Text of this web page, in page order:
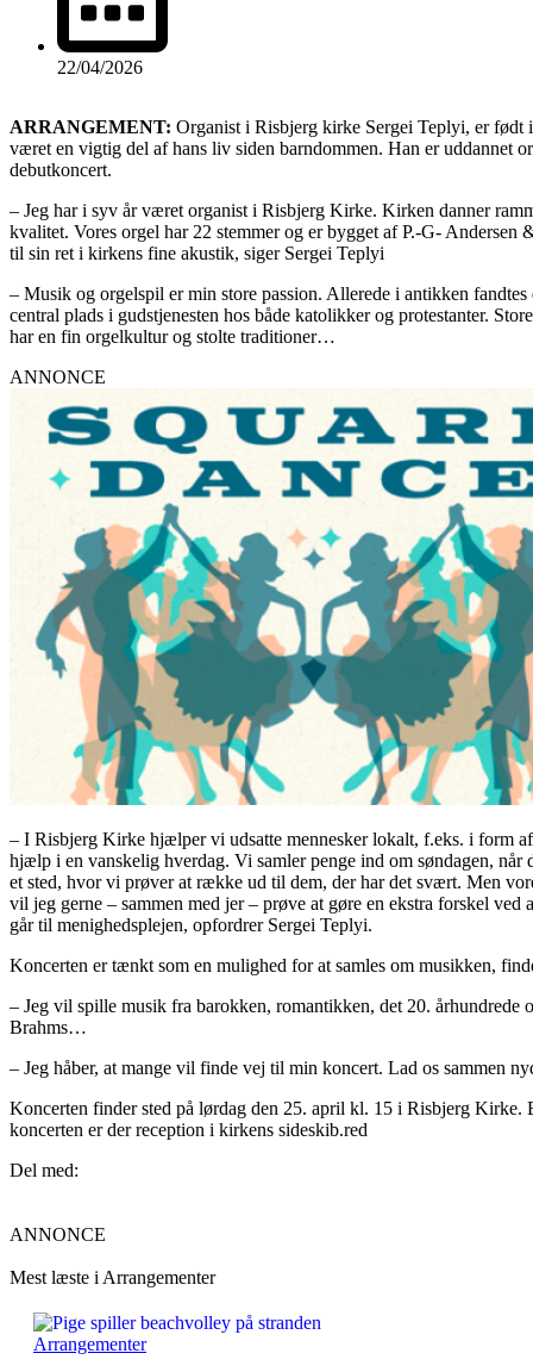
22/04/2026
ARRANGEMENT: Organist i Risbjerg kirke Sergei Teplyi, er
været en vigtig del af hans liv siden barndommen. Han er uddannet
debutkoncert.
– Jeg har i syv år været organist i Risbjerg Kirke. Kirken danner
kvalitet. Vores orgel har 22 stemmer og er bygget af P.-G-
til sin ret i kirkens fine akustik, siger Sergei Teplyi
– Musik og orgelspil er min store passion. Allerede i antikken
central plads i gudstjenesten hos både katolikker og protestanter.
har en fin orgelkultur og stolte traditioner…
ANNONCE
– I Risbjerg Kirke hjælper vi udsatte mennesker lokalt, f.eks. i form
hjælp i en vanskelig hverdag. Vi samler penge ind om søndagen, når
et sted, hvor vi prøver at række ud til dem, der har det svært. Men
vil jeg gerne – sammen med jer – prøve at gøre en ekstra forskel
går til menighedsplejen, opfordrer Sergei Teplyi.
Koncerten er tænkt som en mulighed for at samles om musikken,
– Jeg vil spille musik fra barokken, romantikken, det 20.
Brahms…
– Jeg håber, at mange vil finde vej til min koncert. Lad os sammen
Koncerten finder sted på lørdag den 25. april kl. 15 i Risbjerg
koncerten er der reception i kirkens sideskib.red
Del med:
ANNONCE
Mest læste i Arrangementer
Arrangementer